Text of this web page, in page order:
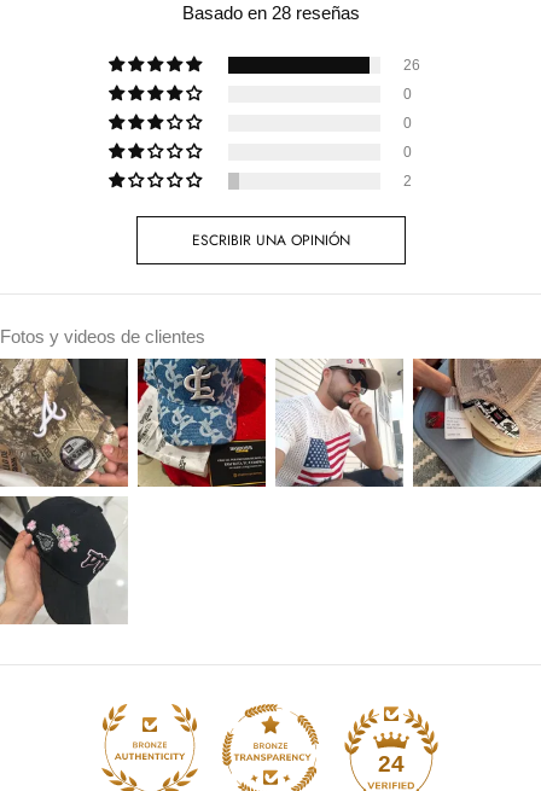
Basado en 28 reseñas
26
0
0
0
2
ESCRIBIR UNA OPINIÓN
Fotos y videos de clientes
24